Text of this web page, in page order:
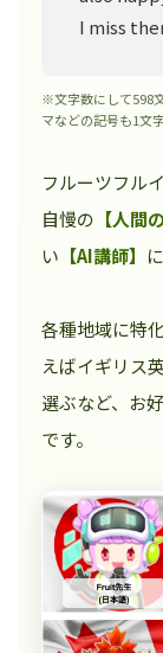
I miss
※文字数にして598
マなどの記号も1文
フルーツフル
自慢の 【人間
い 【AI講師】
各種地域に特
えばイギリス
選ぶなど、お
です。